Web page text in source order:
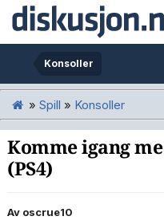
Konsoller
» Spill » Konsoller
Komme igang
(PS4)
Av oscrue10